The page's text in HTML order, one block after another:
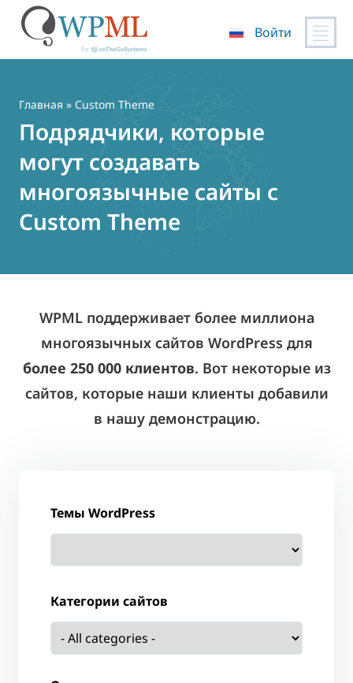
содержимому
Войти
Главная » Custom Theme
Подрядчики, которые
могут создавать
многоязычные сайты с
Custom Theme
WPML поддерживает более миллиона
многоязычных сайтов WordPress для
более 250 000 клиентов. Вот некоторые из
сайтов, которые наши клиенты добавили
в нашу демонстрацию.
Темы WordPress
Категории сайтов